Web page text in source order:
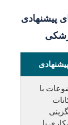
پیشنهادی
با
با